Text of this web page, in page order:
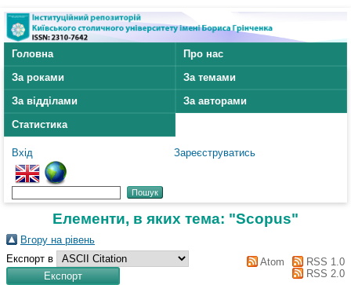
Головна
Про нас
За роками
За темами
За відділами
За авторами
Статистика
Вхід Зареєструватись
Елементи, в яких тема: "Scopus"
Вгору на рівень
Експорт в
Atom
RSS 1.0
RSS 2.0